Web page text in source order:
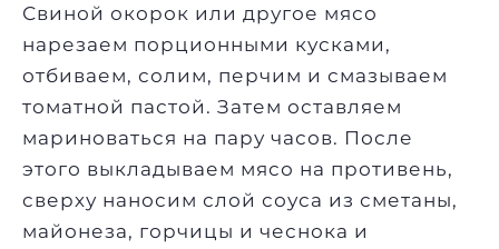
Свиной окорок или другое мясо
нарезаем порционными кусками,
отбиваем, солим, перчим и смазываем
томатной пастой. Затем оставляем
мариноваться на пару часов. После
этого выкладываем мясо на противень,
сверху наносим слой соуса из сметаны,
майонеза, горчицы и чеснока и